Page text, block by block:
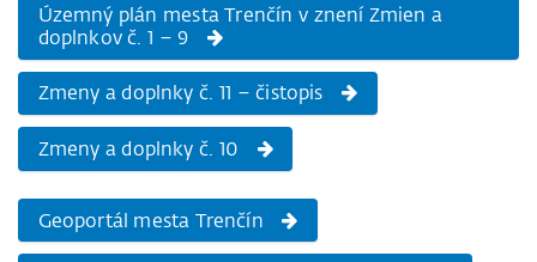
Územný plán mesta Trenčín v znení Zmien a
doplnkov č. 1 – 9
Zmeny a doplnky č. 11 – čistopis
Zmeny a doplnky č. 10
Geoportál mesta Trenčín